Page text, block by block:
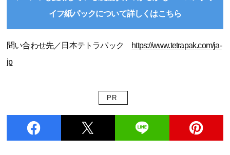
イフ紙パックについて詳しくはこちら
問い合わせ先／日本テトラパック
https://www.tetrapak.com/ja-
jp
PR